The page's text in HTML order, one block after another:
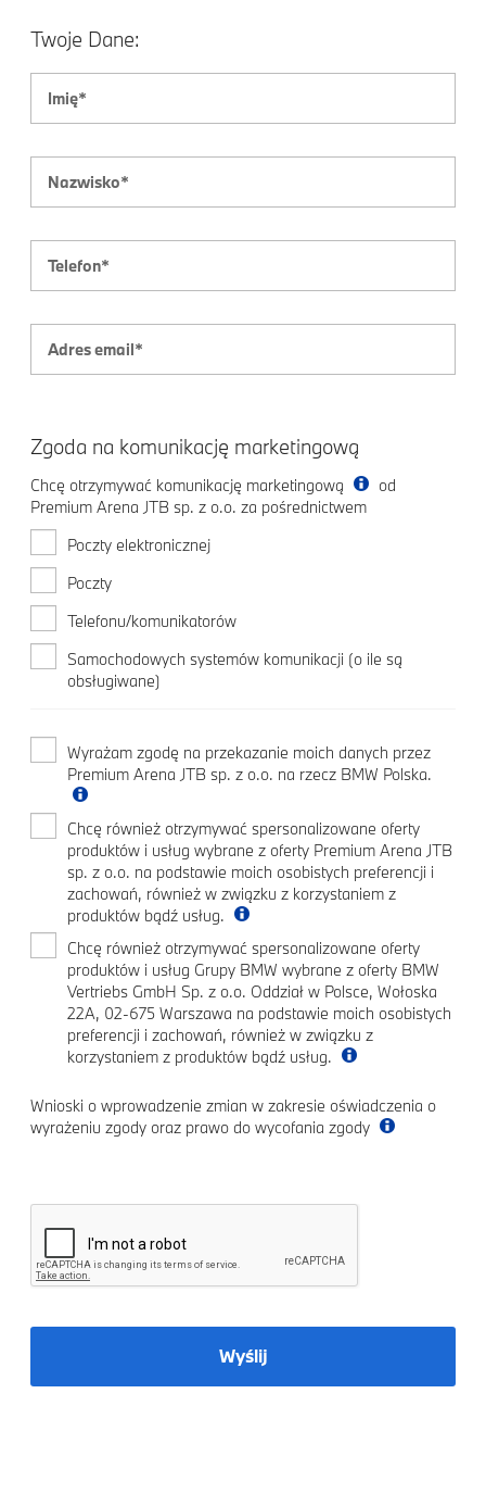
Twoje Dane:
Zgoda na komunikację marketingową
Chcę otrzymywać komunikację marketingową
od
Premium Arena JTB sp. z o.o. za pośrednictwem
Poczty elektronicznej
Poczty
Telefonu/komunikatorów
Samochodowych systemów komunikacji (o ile są
obsługiwane)
Wyrażam zgodę na przekazanie moich danych przez
Premium Arena JTB sp. z o.o. na rzecz BMW Polska.
Chcę również otrzymywać spersonalizowane oferty
produktów i usług wybrane z oferty Premium Arena JTB
sp. z o.o. na podstawie moich osobistych preferencji i
zachowań, również w związku z korzystaniem z
produktów bądź usług.
Chcę również otrzymywać spersonalizowane oferty
produktów i usług Grupy BMW wybrane z oferty BMW
Vertriebs GmbH Sp. z o.o. Oddział w Polsce, Wołoska
22A, 02-675 Warszawa na podstawie moich osobistych
preferencji i zachowań, również w związku z
korzystaniem z produktów bądź usług.
Wnioski o wprowadzenie zmian w zakresie oświadczenia o
wyrażeniu zgody oraz prawo do wycofania zgody
Wyślij